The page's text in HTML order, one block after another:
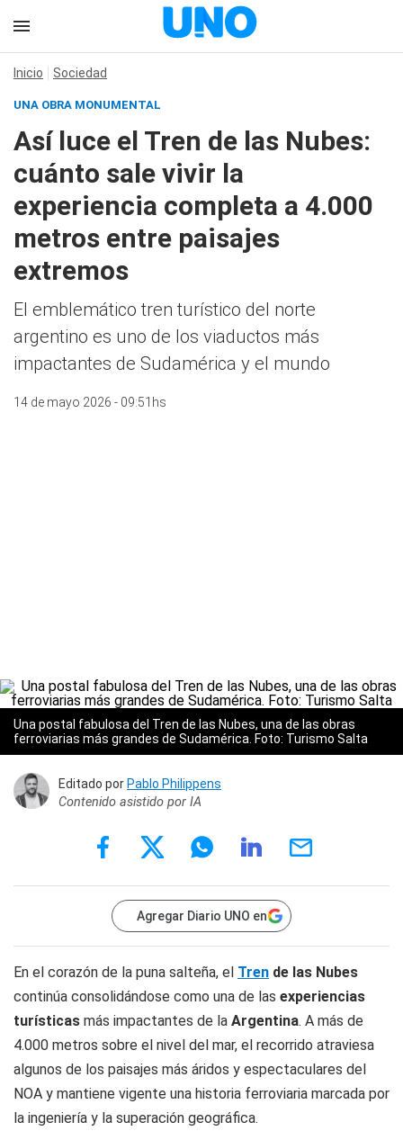
Inicio Sociedad
UNA OBRA MONUMENTAL
Así luce el Tren de las Nubes:
cuánto sale vivir la
experiencia completa a 4.000
metros entre paisajes
extremos
El emblemático tren turístico del norte
argentino es uno de los viaductos más
impactantes de Sudamérica y el mundo
14 de mayo 2026 - 09:51hs
Una postal fabulosa del Tren de las Nubes, una de las obras
ferroviarias más grandes de Sudamérica. Foto: Turismo Salta
Editado porPablo Philippens
Contenido asistido por IA
Agregar Diario UNO en
En el corazón de la puna salteña, el Tren de las Nubes
continúa consolidándose como una de las experiencias
turísticas más impactantes de la Argentina. A más de
4.000 metros sobre el nivel del mar, el recorrido atraviesa
algunos de los paisajes más áridos y espectaculares del
NOA y mantiene vigente una historia ferroviaria marcada por
la ingeniería y la superación geográfica.